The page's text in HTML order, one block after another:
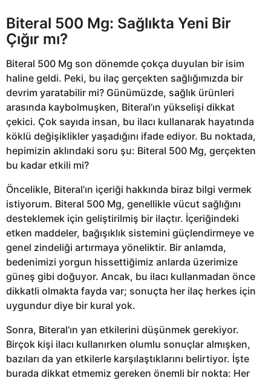
Biteral 500 Mg: Sağlıkta Yeni Bir
Çığır mı?
Biteral 500 Mg son dönemde çokça duyulan bir isim
haline geldi. Peki, bu ilaç gerçekten sağlığımızda bir
devrim yaratabilir mi? Günümüzde, sağlık ürünleri
arasında kaybolmuşken, Biteral’ın yükselişi dikkat
çekici. Çok sayıda insan, bu ilacı kullanarak hayatında
köklü değişiklikler yaşadığını ifade ediyor. Bu noktada,
hepimizin aklındaki soru şu: Biteral 500 Mg, gerçekten
bu kadar etkili mi?
Öncelikle, Biteral’ın içeriği hakkında biraz bilgi vermek
istiyorum. Biteral 500 Mg, genellikle vücut sağlığını
desteklemek için geliştirilmiş bir ilaçtır. İçeriğindeki
etken maddeler, bağışıklık sistemini güçlendirmeye ve
genel zindeliği artırmaya yöneliktir. Bir anlamda,
bedenimizi yorgun hissettiğimiz anlarda üzerimize
güneş gibi doğuyor. Ancak, bu ilacı kullanmadan önce
dikkatli olmakta fayda var; sonuçta her ilaç herkes için
uygundur diye bir kural yok.
Sonra, Biteral’ın yan etkilerini düşünmek gerekiyor.
Birçok kişi ilacı kullanırken olumlu sonuçlar almışken,
bazıları da yan etkilerle karşılaştıklarını belirtiyor. İşte
burada dikkat etmemiz gereken önemli bir nokta: Her